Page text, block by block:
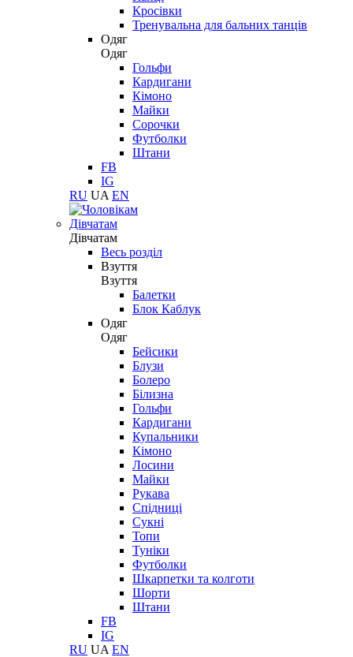
Кросівки
Тренувальна для бальних танців
Одяг
Одяг
Гольфи
Кардигани
Кімоно
Майки
Сорочки
Футболки
Штани
FB
IG
RU UA EN
Дівчатам
Дівчатам
Весь розділ
Взуття
Взуття
Балетки
Блок Каблук
Одяг
Одяг
Бейсики
Блузи
Болеро
Білизна
Гольфи
Кардигани
Купальники
Кімоно
Лосини
Майки
Рукава
Спідниці
Сукні
Топи
Туніки
Футболки
Шкарпетки та колготи
Шорти
Штани
FB
IG
RU UA EN